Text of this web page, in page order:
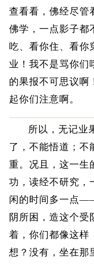
查看看，佛经尽管
佛学，一点影子都
吃、看你住、看
业！我不是骂你们
的果报不可思议啊
起你们注意啊。
所以，无记业
了，不能悟道；不
重。况且，这一生
功，读经不研究，
闲的时间多一点
阴所困，造这个受
着，你们都像这样
想？没有，坐在那